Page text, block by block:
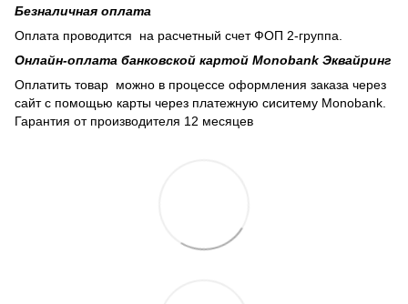
Безналичная оплата
Оплата проводится на расчетный счет ФОП 2-группа.
Онлайн-оплата банковской картой Monobank Эквайринг
Оплатить товар можно в процессе оформления заказа через
сайт с помощью карты через платежную сиситему Monobank.
Гарантия от производителя 12 месяцев